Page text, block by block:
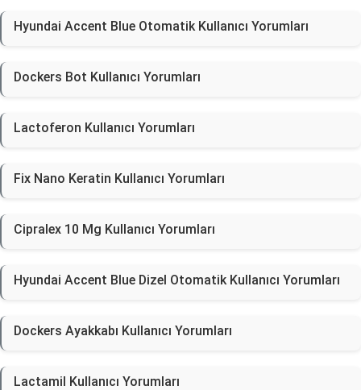
Hyundai Accent Blue Otomatik Kullanıcı Yorumları
Dockers Bot Kullanıcı Yorumları
Lactoferon Kullanıcı Yorumları
Fix Nano Keratin Kullanıcı Yorumları
Cipralex 10 Mg Kullanıcı Yorumları
Hyundai Accent Blue Dizel Otomatik Kullanıcı Yorumları
Dockers Ayakkabı Kullanıcı Yorumları
Lactamil Kullanıcı Yorumları